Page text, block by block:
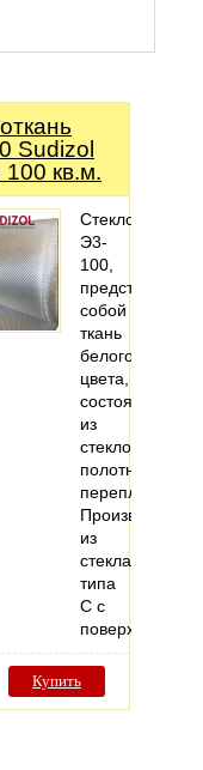
Sudizol
100 кв.м.
Стеклоткань
Э3-
100,
представляет
собой
ткань
белого
цвета,
состоящую
из
стеклонитей,
полотняного
переплетения.
Производится
из
стекла
типа
С с
Купить